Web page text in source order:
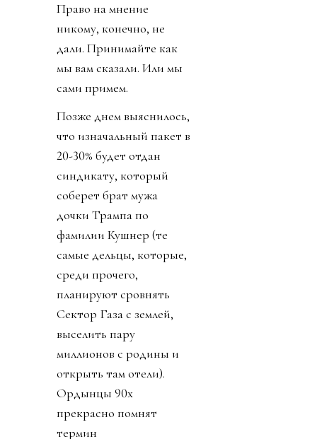
Право на мнение
никому, конечно, не
дали. Принимайте как
мы вам сказали. Или мы
сами примем.
Позже днем выяснилось,
что изначальный пакет в
20-30% будет отдан
синдикату, который
соберет брат мужа
дочки Трампа по
фамилии Кушнер (те
самые дельцы, которые,
среди прочего,
планируют сровнять
Сектор Газа с землей,
выселить пару
миллионов с родины и
открыть там отели).
Ордынцы 90х
прекрасно помнят
термин